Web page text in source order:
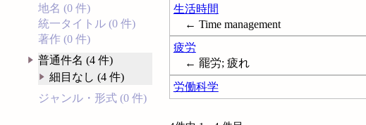
地名 (0 件)
統一タイトル (0 件)
著作 (0 件)
普通件名 (4 件)
細目なし (4 件)
ジャンル・形式 (0 件)
生活時間
← Time management
疲労
← 罷労; 疲れ
労働科学